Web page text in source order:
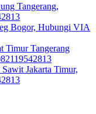
Tangerang,
Bogor, Hubungi VIA
Timur Tangerang
Jakarta Timur,